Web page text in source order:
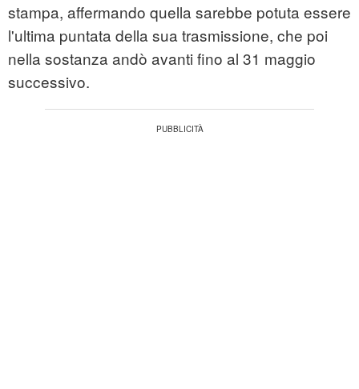
stampa, affermando quella sarebbe potuta essere
l'ultima puntata della sua trasmissione, che poi
nella sostanza andò avanti fino al 31 maggio
successivo.